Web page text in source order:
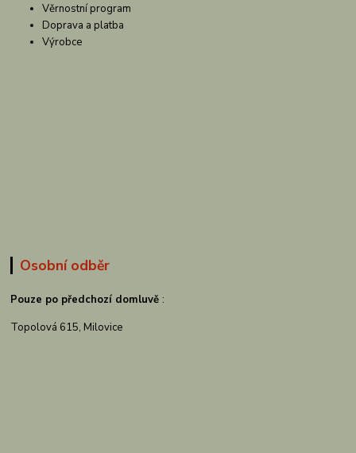
Věrnostní program
Doprava a platba
Výrobce
Osobní odběr
Pouze po předchozí domluvě :
Topolová 615, Milovice